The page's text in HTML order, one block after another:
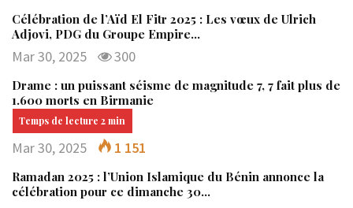
Célébration de l’Aïd El Fitr 2025 : Les vœux de Ulrich
Adjovi, PDG du Groupe Empire…
Mar 30, 2025 300
Drame : un puissant séisme de magnitude 7, 7 fait plus de
1.600 morts en Birmanie
Mar 30, 2025 1 151
Ramadan 2025 : l’Union Islamique du Bénin annonce la
célébration pour ce dimanche 30…